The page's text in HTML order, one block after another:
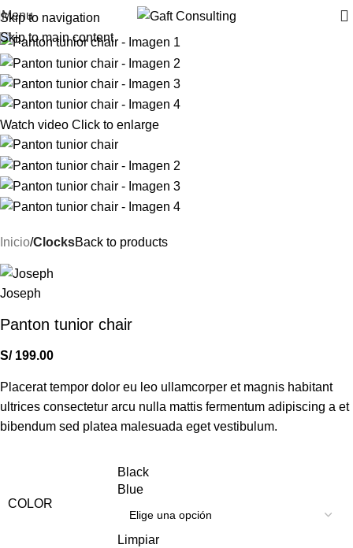
Skip to navigation
Skip to main content
Menu
Watch video Click to enlarge
Inicio ClocksBack to products
Panton tunior chair
S/199.00
Placerat tempor dolor eu leo ullamcorper et magnis habitant
ultrices consectetur arcu nulla mattis fermentum adipiscing a et
bibendum sed platea malesuada eget vestibulum.
COLOR
Black
Blue
Limpiar